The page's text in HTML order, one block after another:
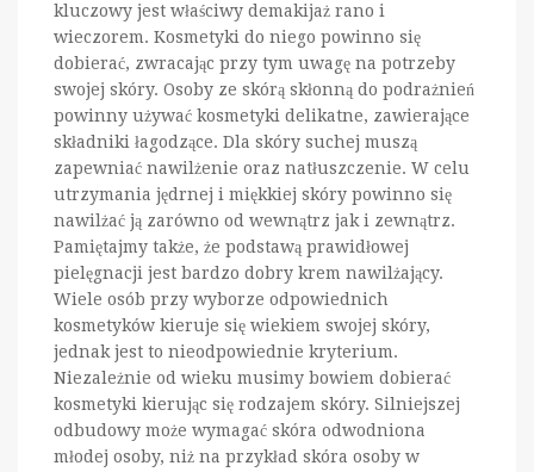
kluczowy jest właściwy demakijaż rano i
wieczorem. Kosmetyki do niego powinno się
dobierać, zwracając przy tym uwagę na potrzeby
swojej skóry. Osoby ze skórą skłonną do podrażnień
powinny używać kosmetyki delikatne, zawierające
składniki łagodzące. Dla skóry suchej muszą
zapewniać nawilżenie oraz natłuszczenie. W celu
utrzymania jędrnej i miękkiej skóry powinno się
nawilżać ją zarówno od wewnątrz jak i zewnątrz.
Pamiętajmy także, że podstawą prawidłowej
pielęgnacji jest bardzo dobry krem nawilżający.
Wiele osób przy wyborze odpowiednich
kosmetyków kieruje się wiekiem swojej skóry,
jednak jest to nieodpowiednie kryterium.
Niezależnie od wieku musimy bowiem dobierać
kosmetyki kierując się rodzajem skóry. Silniejszej
odbudowy może wymagać skóra odwodniona
młodej osoby, niż na przykład skóra osoby w